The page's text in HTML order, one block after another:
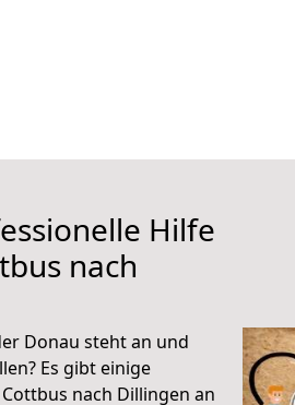
Hilfe
nach
Donau steht an und
Es gibt einige
nach Dillingen an